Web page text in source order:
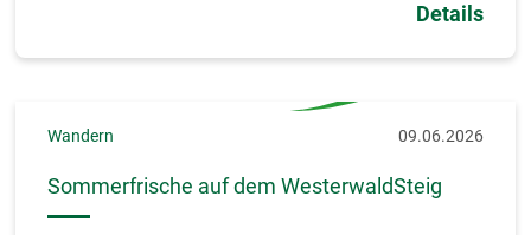
Details
Wandern 09.06.2026
Sommerfrische auf dem WesterwaldSteig